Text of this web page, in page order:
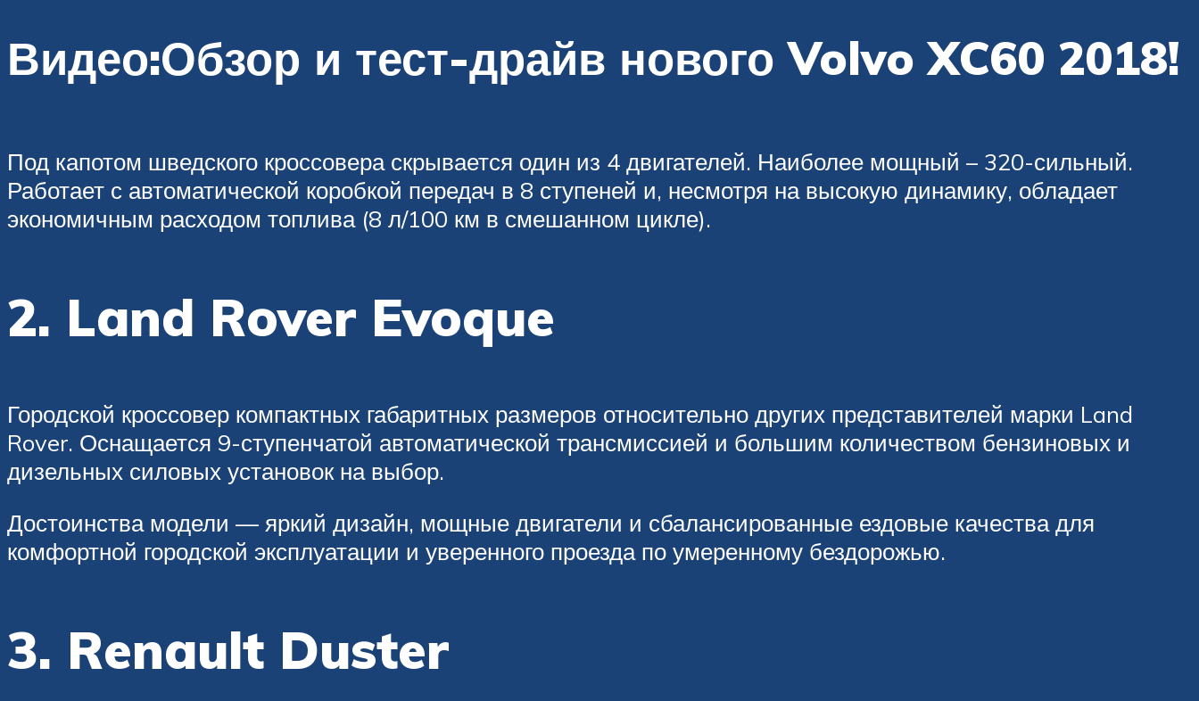
Видео:Обзор и тест-драйв нового Volvo XC60 2018!
Под капотом шведского кроссовера скрывается один из 4 двигателей. Наиболее мощный – 320-сильный.
Работает с автоматической коробкой передач в 8 ступеней и, несмотря на высокую динамику, обладает
экономичным расходом топлива (8 л/100 км в смешанном цикле).
2. Land Rover Evoque
Городской кроссовер компактных габаритных размеров относительно других представителей марки Land
Rover. Оснащается 9-ступенчатой автоматической трансмиссией и большим количеством бензиновых и
дизельных силовых установок на выбор.
Достоинства модели — яркий дизайн, мощные двигатели и сбалансированные ездовые качества для
комфортной городской эксплуатации и уверенного проезда по умеренному бездорожью.
3. Renault Duster